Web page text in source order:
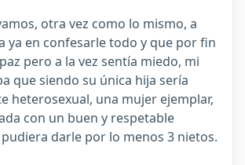
otra vez como lo mismo, a
ya en confesarle todo y que por fin
pero a la vez sentía miedo, mi
que siendo su única hija sería
heterosexual, una mujer ejemplar,
con un buen y respetable
pudiera darle por lo menos 3 nietos.